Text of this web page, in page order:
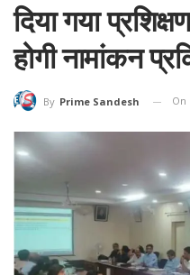
दिया गया
होगी नामांकन
By Prime Sandesh On